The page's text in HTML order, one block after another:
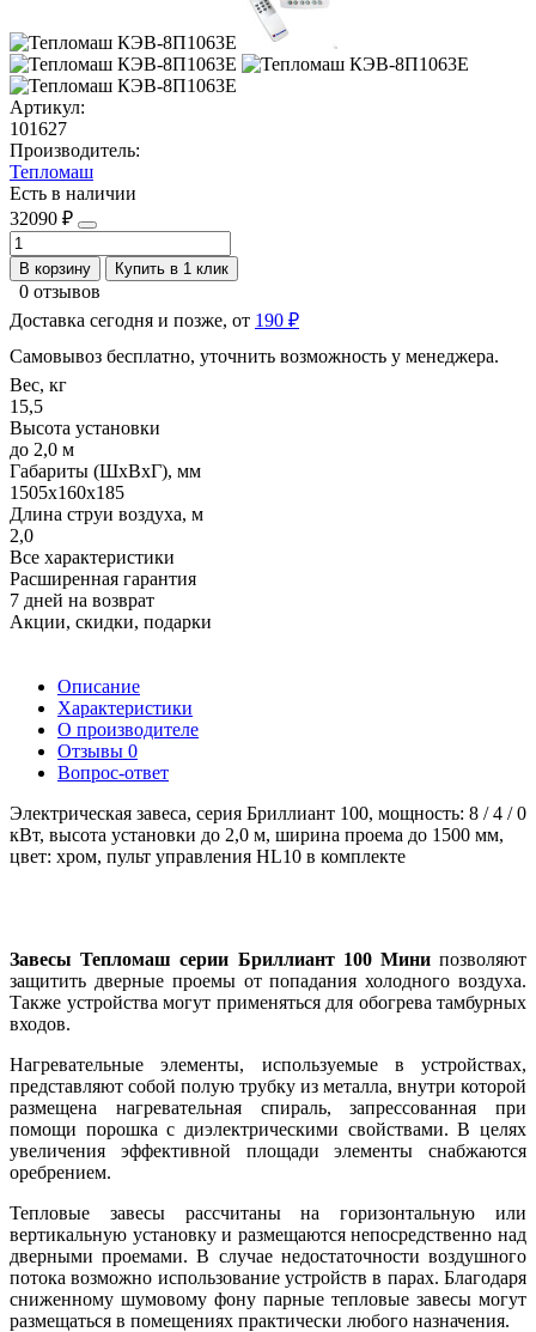
Артикул:
101627
Производитель:
Тепломаш
Есть в наличии
32090 ₽
В корзину Купить в 1 клик
0 отзывов
Доставка сегодня и позже, от 190 ₽
Самовывоз бесплатно, уточнить возможность у менеджера.
Вес, кг
15,5
Высота установки
до 2,0 м
Габариты (ШхВхГ), мм
1505x160x185
Длина струи воздуха, м
2,0
Все характеристики
Расширенная гарантия
7 дней на возврат
Акции, скидки, подарки
Описание
Характеристики
О производителе
Отзывы 0
Вопрос-ответ
Электрическая завеса, серия Бриллиант 100, мощность: 8 / 4 / 0
кВт, высота установки до 2,0 м, ширина проема до 1500 мм,
цвет: хром, пульт управления HL10 в комплекте
Завесы Тепломаш серии Бриллиант 100 Минипозволяют
защитить дверные проемы от попадания холодного воздуха.
Также устройства могут применяться для обогрева тамбурных
входов.
Нагревательные элементы, используемые в устройствах,
представляют собой полую трубку из металла, внутри которой
размещена нагревательная спираль,
запрессованная при
помощи порошка с диэлектрическими свойствами. В целях
увеличения эффективной площади элементы снабжаются
оребрением.
Тепловые завесы рассчитаны на горизонтальную или
вертикальную установку и размещаются непосредственно над
дверными проемами. В случае недостаточности воздушного
потока возможно использование устройств в парах. Благодаря
сниженному шумовому фону парные тепловые завесы могут
размещаться в помещениях практически любого назначения.